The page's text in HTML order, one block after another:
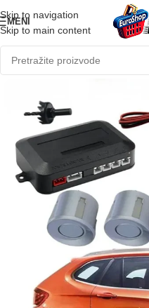
Skip to navigation
Skip to main content
MENI